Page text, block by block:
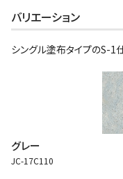
バリエーション
シングル塗布タイプのS-1
グレー
JC-17C110